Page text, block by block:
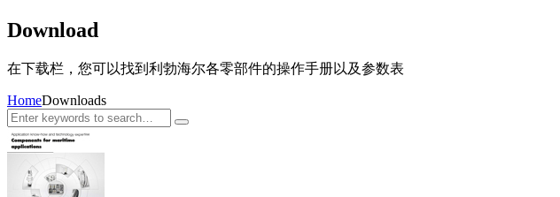
Download
在下载栏，您可以找到利勃海尔各零部件的操作手册以及参数表
HomeDownloads